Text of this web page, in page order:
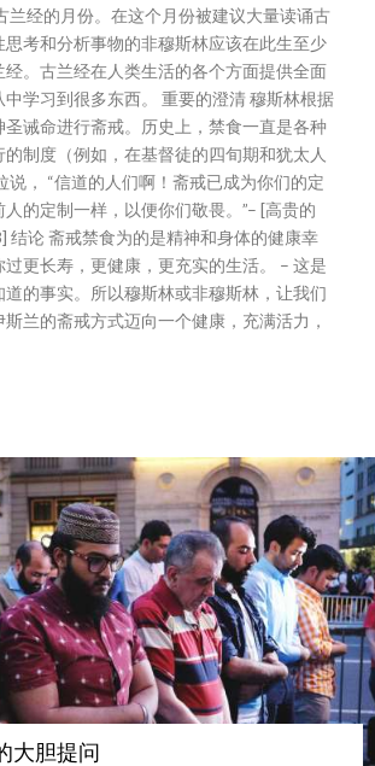
兰经的月份。在这个月份被建议大量读诵古
思考和分析事物的非穆斯林应该在此生至少
。古兰经在人类生活的各个方面提供全面
中学习到很多东西。 重要的澄清 穆斯林根据
诫命进行斋戒。历史上，禁食一直是各种
制度（例如，在基督徒的四旬期和犹太人
说， “信道的人们啊！斋戒已成为你们的定
的定制一样，以便你们敬畏。”– [高贵的
结论 斋戒禁食为的是精神和身体的健康幸
更长寿，更健康，更充实的生活。 – 这是
道的事实。所以穆斯林或非穆斯林，让我们
兰的斋戒方式迈向一个健康，充满活力，
大胆提问